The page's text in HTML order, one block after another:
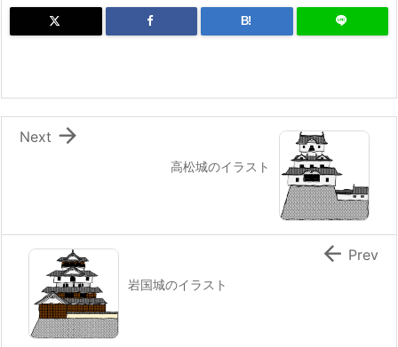
B!
高松城のイラスト

Next
岩国城のイラスト
 Prev